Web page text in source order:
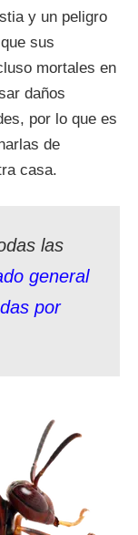
y un peligro
sus
mortales en
daños
por lo que es
de
casa.
las
general
por